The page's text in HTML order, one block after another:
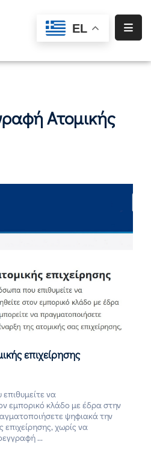
EL
Ατομικής
επιχείρησης
να
εμπορικό κλάδο με έδρα στην
ψηφιακά την
επιχείρησης, χωρίς να
...